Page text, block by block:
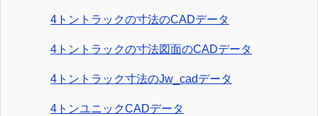
4トントラックの寸法のCADデータ
4トントラックの寸法図面のCADデータ
4トントラック寸法のJw_cadデータ
4トンユニックCADデータ